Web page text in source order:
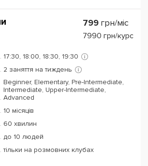
799 грн/міс
7990 грн/курс
17:30, 18:00, 18:30, 19:30
2 заняття на тиждень
Beginner, Elementary, Pre-Intermediate,
Intermediate, Upper-Intermediate,
Advanced
10 місяців
60 хвилин
до 10 людей
тільки на розмовних клубах